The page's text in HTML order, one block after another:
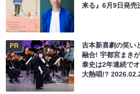
来る』6月9日発
PR
吉本新喜劇の笑い
融合! 宇都宮まき
泰史は2年連続で
大熱唱!?